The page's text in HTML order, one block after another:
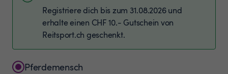
Registriere dich bis zum 31.08.2026 und
erhalte einen CHF 10.- Gutschein von
Reitsport.ch geschenkt.
Pferdemensch